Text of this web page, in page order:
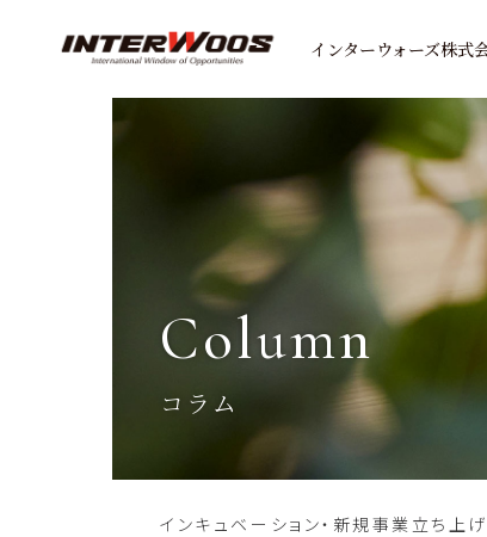
インターウォーズ株式
column
コラム
インキュベーション・新規事業立ち上